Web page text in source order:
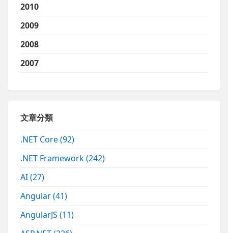
2010
2009
2008
2007
文章分類
.NET Core(92)
.NET Framework(242)
AI(27)
Angular(41)
AngularJS(11)